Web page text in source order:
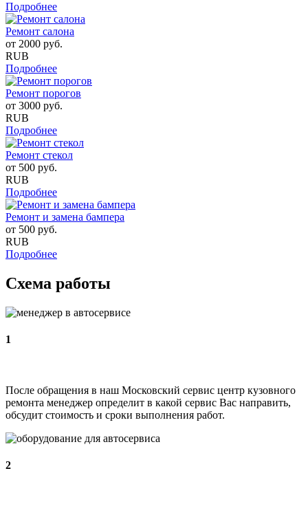
Подробнее
Ремонт салона
от 2000 руб.
RUB
Подробнее
Ремонт порогов
от 3000 руб.
RUB
Подробнее
Ремонт стекол
от 500 руб.
RUB
Подробнее
Ремонт и замена бампера
от 500 руб.
RUB
Подробнее
Схема работы
1
После обращения в наш Московский сервис центр кузовного
ремонта менеджер определит в какой сервис Вас направить,
обсудит стоимость и сроки выполнения работ.
2